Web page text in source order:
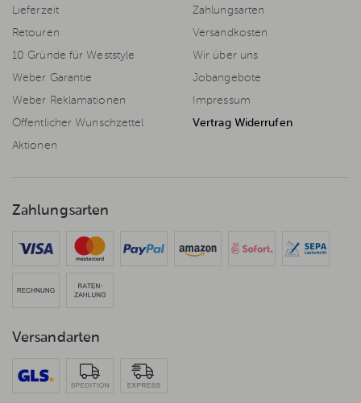
Lieferzeit
Retouren
10 Gründe für Weststyle
Weber Garantie
Weber Reklamationen
Öffentlicher Wunschzettel
Aktionen
Zahlungsarten
Versandkosten
Wir über uns
Jobangebote
Impressum
Vertrag Widerrufen
Zahlungsarten
Versandarten